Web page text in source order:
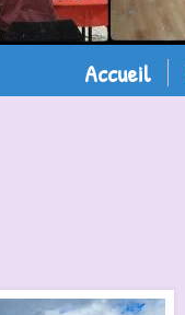
Accueil